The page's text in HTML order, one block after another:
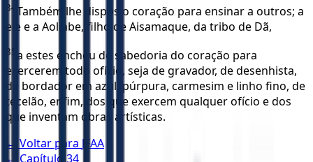
34 Também lhe dispôs o coração para ensinar a outros; a
ele e a Aoliabe, filho de Aisamaque, da tribo de Dã,
35 a estes encheu de sabedoria do coração para
exercerem todo ofício, seja de gravador, de desenhista,
de bordador em azul, púrpura, carmesim e linho fino, de
tecelão, enfim, dos que exercem qualquer ofício e dos
que inventam obras artísticas.
← Voltar para JFAA
← Capítulo 34